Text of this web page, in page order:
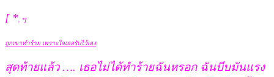
[ * , *]
ถูกเขาทำร้าย เพราะใจเธอรับไว้เอง
สุดท้ายแล้ว …. เธอไม่ได้ทำร้ายฉันหรอก ฉันบีบมันแรง